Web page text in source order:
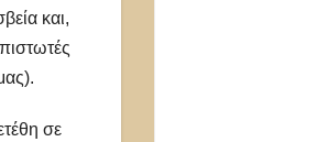
και,
σε